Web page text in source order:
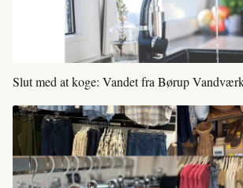
Slut med at koge: Vandet fra Børup